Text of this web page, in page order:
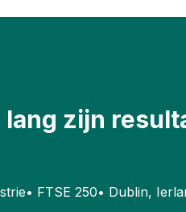
lang zijn
• FTSE 250• Dublin,